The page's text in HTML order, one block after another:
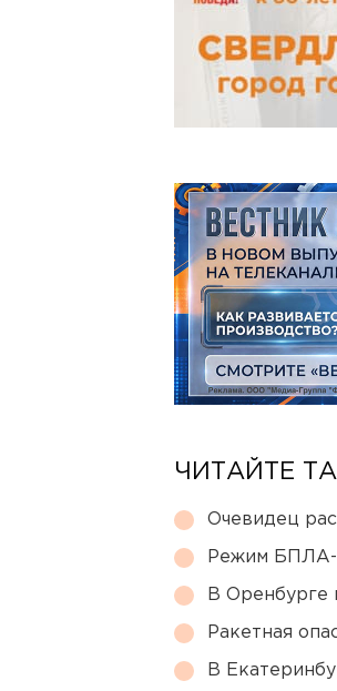
ЧИТАЙТЕ
Очевидец
Режим БПЛА-
В Оренбурге
Ракетная
В